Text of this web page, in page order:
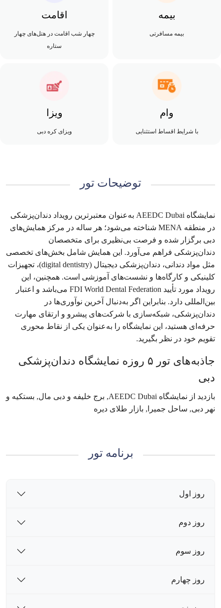
بیمه
بیمه مسافرتی
اقامت
چهار شب اقامت در هتل‌های چهار
ستاره
وام
با شرایط اقساط استثنایی
ویزا
ویزای کره دبی
توضیحات تور
نمایشگاه AEEDC Dubai به‌عنوان معتبرترین رویداد دندان‌پزشکی
در منطقه MENA شناخته می‌شود؛ هر ساله در مرکز همایش‌های
دبی برگزار شده و فرصت بی‌نظیری برای متخصصان
دندان‌پزشکی فراهم می‌آورد. این همایش شامل بخش‌های تخصصی
مثل مواد دندانی، دندان‌پزشکی دیجیتال (digital dentistry)، تجهیزات
کلینیکی و کارگاه‌ها و نشست‌های آموزشی است. همچنین، این
رویداد مورد تأیید FDI World Dental Federation می‌باشد و اعتبار
بین‌المللی دارد. بنابراین اگر به‌دنبال آخرین نوآوری‌ها در
دندان‌پزشکی، شبکه‌سازی با شرکت‌های پیشرو و ارتقای مهارت
حرفه‌ای هستید، این نمایشگاه را به‌عنوان یکی از نقاط محوری
تقویم خود در نظر بگیرید.
جاذبه‌های تور ۵ روزه نمایشگاه دندان‌پزشکی
دبی
بازدید از نمایشگاه AEEDC Dubai, برج خلیفه و دبی مال, بستکیه و
نهر دبی, ساحل جمیرا, بازار طلای دیره
برنامه تور
روز اول
روز دوم
روز سوم
روز چهارم